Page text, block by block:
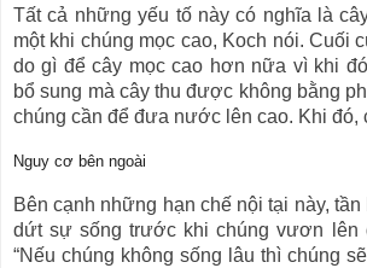
Tất cả những yếu tố này có nghĩa là
một khi chúng mọc cao, Koch nói. Cuối
do gì để cây mọc cao hơn nữa vì khi
bổ sung mà cây thu được không bằng
chúng cần để đưa nước lên cao. Khi đó,
Nguy cơ bên ngoài
Bên cạnh những hạn chế nội tại này,
dứt sự sống trước khi chúng vươn lên
“Nếu chúng không sống lâu thì chúng